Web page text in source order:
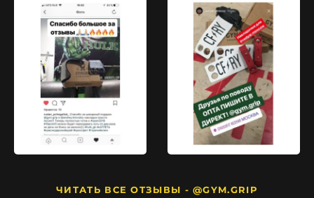
ЧИТАТЬ ВСЕ ОТЗЫВЫ - @GYM.GRIP